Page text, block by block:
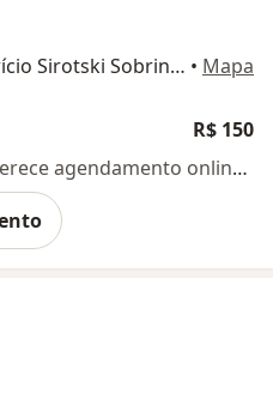
Rodovia Jornalista Maurício Sirotski Sobrinho, 5145, Florianópolis • Mapa
R$ 150
Esse especialista não oferece agendamento online para esse endereço.